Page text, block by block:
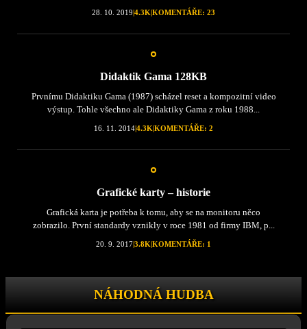
28. 10. 2019 4.3K KOMENTÁŘE: 23
Didaktik Gama 128KB
Prvnímu Didaktiku Gama (1987) scházel reset a kompozitní video
výstup. Tohle všechno ale Didaktiky Gama z roku 1988...
16. 11. 20144.3K KOMENTÁŘE: 2
Grafické karty – historie
Grafická karta je potřeba k tomu, aby se na monitoru něco
zobrazilo. První standardy vznikly v roce 1981 od firmy IBM, p...
20. 9. 20173.8K KOMENTÁŘE: 1
NÁHODNÁ HUDBA